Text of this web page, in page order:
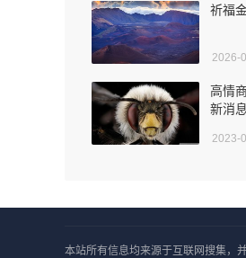
祈福
2026-
高情
新消息
2023-
本站所有信息均来源于互联网搜集，